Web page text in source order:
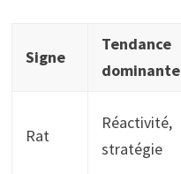
Signe
Tendance
dominante
Rat
Réactivité,
stratégie